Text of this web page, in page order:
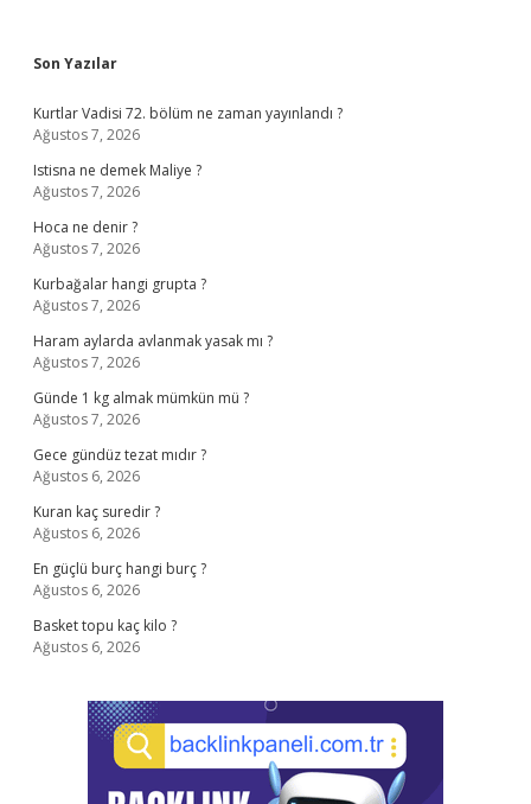
Sidebar
Son Yazılar
Kurtlar Vadisi 72. bölüm ne zaman yayınlandı ?
Ağustos 7, 2026
Istisna ne demek Maliye ?
Ağustos 7, 2026
Hoca ne denir ?
Ağustos 7, 2026
Kurbağalar hangi grupta ?
Ağustos 7, 2026
Haram aylarda avlanmak yasak mı ?
Ağustos 7, 2026
Günde 1 kg almak mümkün mü ?
Ağustos 7, 2026
Gece gündüz tezat mıdır ?
Ağustos 6, 2026
Kuran kaç suredir ?
Ağustos 6, 2026
En güçlü burç hangi burç ?
Ağustos 6, 2026
Basket topu kaç kilo ?
Ağustos 6, 2026